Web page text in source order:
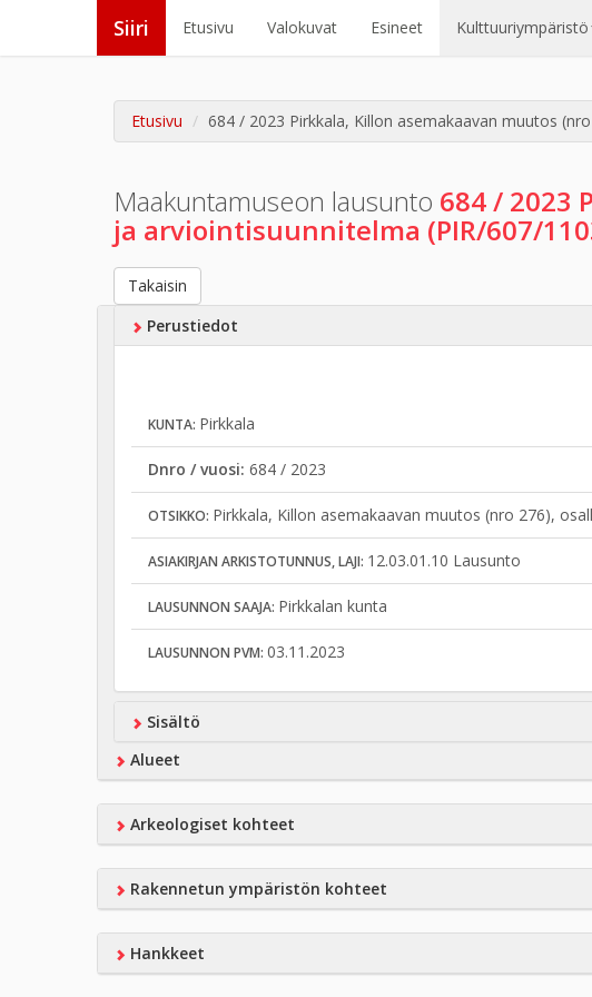
Siiri Etusivu Valokuvat Esineet Kulttuuriympäristö
Etusivu 684 / 2023 Pirkkala, Killon asemakaavan muutos
Maakuntamuseon lausunto 684 / 2023
ja arviointisuunnitelma (PIR/607/
Takaisin
Perustiedot
KUNTA: Pirkkala
Dnro / vuosi: 684 / 2023
OTSIKKO: Pirkkala, Killon asemakaavan muutos (nro 276),
ASIAKIRJAN ARKISTOTUNNUS, LAJI: 12.03.01.10 Lausunto
LAUSUNNON SAAJA: Pirkkalan kunta
LAUSUNNON PVM: 03.11.2023
Sisältö
Alueet
Arkeologiset kohteet
Rakennetun ympäristön kohteet
Hankkeet